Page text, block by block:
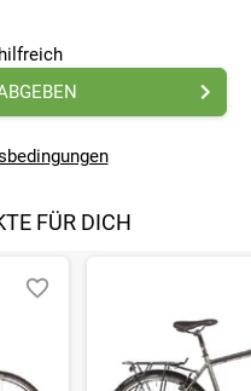
FÜR DICH